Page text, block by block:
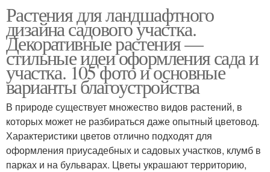
Растения для ландшафтного
дизайна садового участка.
Декоративные растения —
стильные идеи оформления сада и
участка. 105 фото и основные
варианты благоустройства
В природе существует множество видов растений, в
которых может не разбираться даже опытный цветовод.
Характеристики цветов отлично подходят для
оформления приусадебных и садовых участков, клумб в
парках и на бульварах. Цветы украшают территорию,